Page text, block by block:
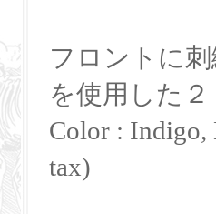
フロントに
を使用した
Color :
tax)